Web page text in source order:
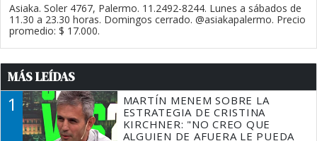
Asiaka. Soler 4767, Palermo. 11.2492-8244. Lunes a sábados de
11.30 a 23.30 horas. Domingos cerrado. @asiakapalermo. Precio
promedio: $ 17.000.
MÁS LEÍDAS
1
MARTÍN MENEM SOBRE LA
ESTRATEGIA DE CRISTINA
KIRCHNER: "NO CREO QUE
ALGUIEN DE AFUERA LE PUEDA